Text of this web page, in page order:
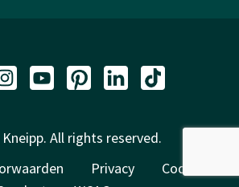
All rights reserved.
Privacy
Code of